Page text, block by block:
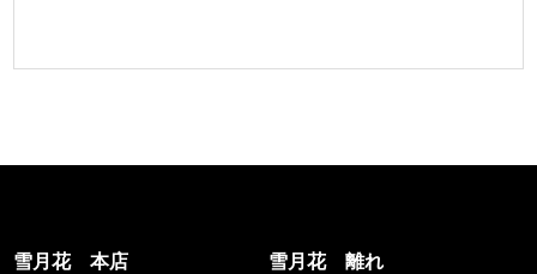
雪月花 本店 雪月花 離れ